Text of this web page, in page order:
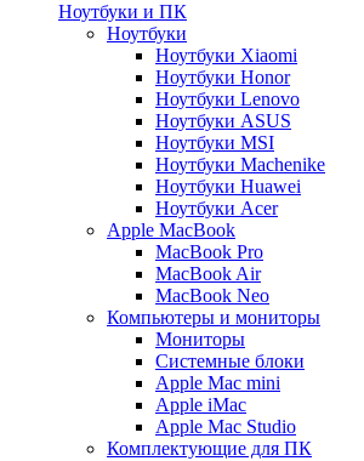
Ноутбуки и ПК
Ноутбуки
Ноутбуки Xiaomi
Ноутбуки Honor
Ноутбуки Lenovo
Ноутбуки ASUS
Ноутбуки MSI
Ноутбуки Machenike
Ноутбуки Huawei
Ноутбуки Acer
Apple MacBook
MacBook Pro
MacBook Air
MacBook Neo
Компьютеры и мониторы
Мониторы
Системные блоки
Apple Mac mini
Apple iMac
Apple Mac Studio
Комплектующие для ПК